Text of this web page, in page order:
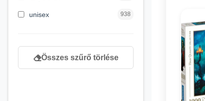
7 éves kortól 67
unisex 938
Összes szűrő törlése